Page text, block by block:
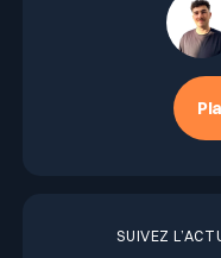
SUIVEZ